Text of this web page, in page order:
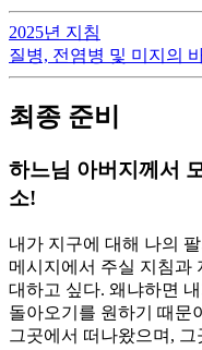
2025년 지침
질병, 전염병 및 미지의
최종 준비
하느님 아버지께서
소!
내가 지구에 대해 나의
메시지에서 주실 지침과
대하고 싶다. 왜냐하면
돌아오기를 원하기 때문
그곳에서 떠나왔으며, 그